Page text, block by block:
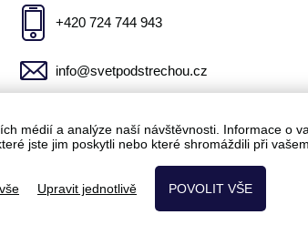
+420 724 744 943
info@svetpodstrechou.cz
INTERNETOVÝ OBCHODVYTVOŘILA FIRMA
médií a analýze naší návštěvnosti. Informace o
jste jim poskytli nebo které shromáždili při
Upravit jednotlivě POVOLIT VŠE